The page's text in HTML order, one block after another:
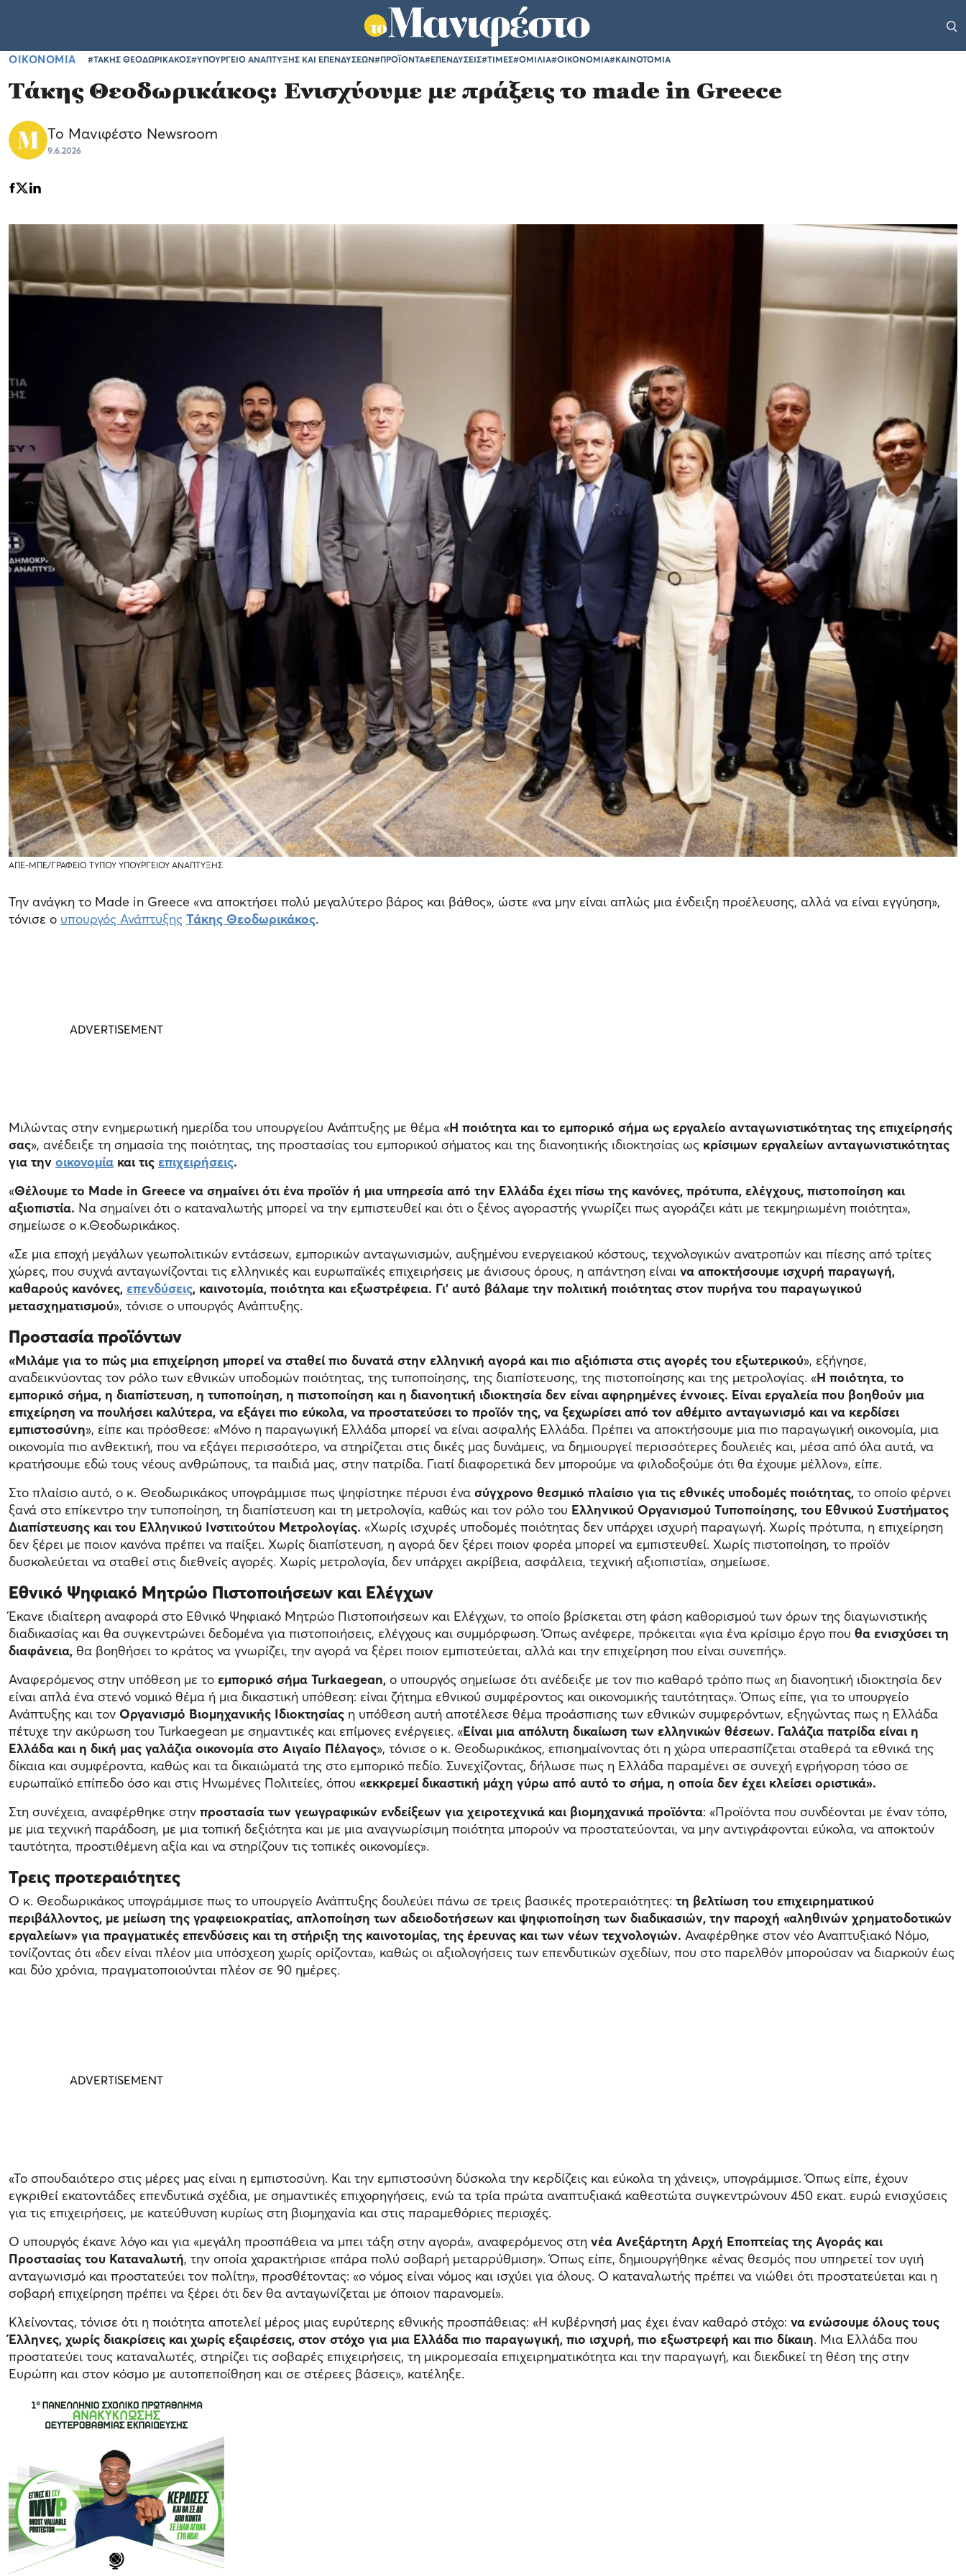
ΟΙΚΟΝΟΜΙΑ #ΤΑΚΗΣ ΘΕΟΔΩΡΙΚΑΚΟΣ#ΥΠΟΥΡΓΕΙΟ ΑΝΑΠΤΥΞΗΣ ΚΑΙ ΕΠΕΝΔΥΣΕΩΝ#ΠΡΟΪΟΝΤΑ#ΕΠΕΝΔΥΣΕΙΣ#ΤΙΜΕΣ#ΟΜΙΛΙΑ#ΟΙΚΟΝΟΜΙΑ#ΚΑΙΝΟΤΟΜΙΑ
Τάκης Θεοδωρικάκος: Ενισχύουμε με πράξεις το made in Greece
Το Μανιφέστο Newsroom
9.6.2026
ΑΠΕ-ΜΠΕ/ΓΡΑΦΕΙΟ ΤΥΠΟΥ ΥΠΟΥΡΓΕΙΟΥ ΑΝΑΠΤΥΞΗΣ
Την ανάγκη το Made in Greece «να αποκτήσει πολύ μεγαλύτερο βάρος και βάθος», ώστε «να μην είναι απλώς μια ένδειξη προέλευσης, αλλά να είναι εγγύηση»,
τόνισε ο υπουργός Ανάπτυξης Τάκης Θεοδωρικάκος.
Μιλώντας στην ενημερωτική ημερίδα του υπουργείου Ανάπτυξης με θέμα «Η ποιότητα και το εμπορικό σήμα ως εργαλείο ανταγωνιστικότητας της επιχείρησής
σας», ανέδειξε τη σημασία της ποιότητας, της προστασίας του εμπορικού σήματος και της διανοητικής ιδιοκτησίας ως κρίσιμων εργαλείων ανταγωνιστικότητας
για την οικονομία και τις επιχειρήσεις.
«Θέλουμε το Made in Greece να σημαίνει ότι ένα προϊόν ή μια υπηρεσία από την Ελλάδα έχει πίσω της κανόνες, πρότυπα, ελέγχους, πιστοποίηση και
αξιοπιστία. Να σημαίνει ότι ο καταναλωτής μπορεί να την εμπιστευθεί και ότι ο ξένος αγοραστής γνωρίζει πως αγοράζει κάτι με τεκμηριωμένη ποιότητα»,
σημείωσε ο κ.Θεοδωρικάκος.
«Σε μια εποχή μεγάλων γεωπολιτικών εντάσεων, εμπορικών ανταγωνισμών, αυξημένου ενεργειακού κόστους, τεχνολογικών ανατροπών και πίεσης από τρίτες
χώρες, που συχνά ανταγωνίζονται τις ελληνικές και ευρωπαϊκές επιχειρήσεις με άνισους όρους, η απάντηση είναι να αποκτήσουμε ισχυρή παραγωγή,
καθαρούς κανόνες, επενδύσεις, καινοτομία, ποιότητα και εξωστρέφεια. Γι' αυτό βάλαμε την πολιτική ποιότητας στον πυρήνα του παραγωγικού
μετασχηματισμού», τόνισε ο υπουργός Ανάπτυξης.
Προστασία προϊόντων
«Μιλάμε για το πώς μια επιχείρηση μπορεί να σταθεί πιο δυνατά στην ελληνική αγορά και πιο αξιόπιστα στις αγορές του εξωτερικού», εξήγησε,
αναδεικνύοντας τον ρόλο των εθνικών υποδομών ποιότητας, της τυποποίησης, της διαπίστευσης, της πιστοποίησης και της μετρολογίας. «Η ποιότητα, το
εμπορικό σήμα, η διαπίστευση, η τυποποίηση, η πιστοποίηση και η διανοητική ιδιοκτησία δεν είναι αφηρημένες έννοιες. Είναι εργαλεία που βοηθούν μια
επιχείρηση να πουλήσει καλύτερα, να εξάγει πιο εύκολα, να προστατεύσει το προϊόν της, να ξεχωρίσει από τον αθέμιτο ανταγωνισμό και να κερδίσει
εμπιστοσύνη», είπε και πρόσθεσε: «Μόνο η παραγωγική Ελλάδα μπορεί να είναι ασφαλής Ελλάδα. Πρέπει να αποκτήσουμε μια πιο παραγωγική οικονομία, μια
οικονομία πιο ανθεκτική, που να εξάγει περισσότερο, να στηρίζεται στις δικές μας δυνάμεις, να δημιουργεί περισσότερες δουλειές και, μέσα από όλα αυτά, να
κρατήσουμε εδώ τους νέους ανθρώπους, τα παιδιά μας, στην πατρίδα. Γιατί διαφορετικά δεν μπορούμε να φιλοδοξούμε ότι θα έχουμε μέλλον», είπε.
Στο πλαίσιο αυτό, ο κ. Θεοδωρικάκος υπογράμμισε πως ψηφίστηκε πέρυσι ένα σύγχρονο θεσμικό πλαίσιο για τις εθνικές υποδομές ποιότητας, το οποίο φέρνει
ξανά στο επίκεντρο την τυποποίηση, τη διαπίστευση και τη μετρολογία, καθώς και τον ρόλο του Ελληνικού Οργανισμού Τυποποίησης, του Εθνικού Συστήματος
Διαπίστευσης και του Ελληνικού Ινστιτούτου Μετρολογίας. «Χωρίς ισχυρές υποδομές ποιότητας δεν υπάρχει ισχυρή παραγωγή. Χωρίς πρότυπα, η επιχείρηση
δεν ξέρει με ποιον κανόνα πρέπει να παίξει. Χωρίς διαπίστευση, η αγορά δεν ξέρει ποιον φορέα μπορεί να εμπιστευθεί. Χωρίς πιστοποίηση, το προϊόν
δυσκολεύεται να σταθεί στις διεθνείς αγορές. Χωρίς μετρολογία, δεν υπάρχει ακρίβεια, ασφάλεια, τεχνική αξιοπιστία», σημείωσε.
Εθνικό Ψηφιακό Μητρώο Πιστοποιήσεων και Ελέγχων
Έκανε ιδιαίτερη αναφορά στο Εθνικό Ψηφιακό Μητρώο Πιστοποιήσεων και Ελέγχων, το οποίο βρίσκεται στη φάση καθορισμού των όρων της διαγωνιστικής
διαδικασίας και θα συγκεντρώνει δεδομένα για πιστοποιήσεις, ελέγχους και συμμόρφωση. Όπως ανέφερε, πρόκειται «για ένα κρίσιμο έργο που θα ενισχύσει τη
διαφάνεια, θα βοηθήσει το κράτος να γνωρίζει, την αγορά να ξέρει ποιον εμπιστεύεται, αλλά και την επιχείρηση που είναι συνεπής».
Αναφερόμενος στην υπόθεση με το εμπορικό σήμα Turkaegean, ο υπουργός σημείωσε ότι ανέδειξε με τον πιο καθαρό τρόπο πως «η διανοητική ιδιοκτησία δεν
είναι απλά ένα στενό νομικό θέμα ή μια δικαστική υπόθεση: είναι ζήτημα εθνικού συμφέροντος και οικονομικής ταυτότητας». Όπως είπε, για το υπουργείο
Ανάπτυξης και τον Οργανισμό Βιομηχανικής Ιδιοκτησίας η υπόθεση αυτή αποτέλεσε θέμα προάσπισης των εθνικών συμφερόντων, εξηγώντας πως η Ελλάδα
πέτυχε την ακύρωση του Turkaegean με σημαντικές και επίμονες ενέργειες. «Είναι μια απόλυτη δικαίωση των ελληνικών θέσεων. Γαλάζια πατρίδα είναι η
Ελλάδα και η δική μας γαλάζια οικονομία στο Αιγαίο Πέλαγος», τόνισε ο κ. Θεοδωρικάκος, επισημαίνοντας ότι η χώρα υπερασπίζεται σταθερά τα εθνικά της
δίκαια και συμφέροντα, καθώς και τα δικαιώματά της στο εμπορικό πεδίο. Συνεχίζοντας, δήλωσε πως η Ελλάδα παραμένει σε συνεχή εγρήγορση τόσο σε
ευρωπαϊκό επίπεδο όσο και στις Ηνωμένες Πολιτείες, όπου «εκκρεμεί δικαστική μάχη γύρω από αυτό το σήμα, η οποία δεν έχει κλείσει οριστικά».
Στη συνέχεια, αναφέρθηκε στην προστασία των γεωγραφικών ενδείξεων για χειροτεχνικά και βιομηχανικά προϊόντα: «Προϊόντα που συνδέονται με έναν τόπο,
με μια τεχνική παράδοση, με μια τοπική δεξιότητα και με μια αναγνωρίσιμη ποιότητα μπορούν να προστατεύονται, να μην αντιγράφονται εύκολα, να αποκτούν
ταυτότητα, προστιθέμενη αξία και να στηρίζουν τις τοπικές οικονομίες».
Τρεις προτεραιότητες
Ο κ. Θεοδωρικάκος υπογράμμισε πως το υπουργείο Ανάπτυξης δουλεύει πάνω σε τρεις βασικές προτεραιότητες: τη βελτίωση του επιχειρηματικού
περιβάλλοντος, με μείωση της γραφειοκρατίας, απλοποίηση των αδειοδοτήσεων και ψηφιοποίηση των διαδικασιών, την παροχή «αληθινών χρηματοδοτικών
εργαλείων» για πραγματικές επενδύσεις και τη στήριξη της καινοτομίας, της έρευνας και των νέων τεχνολογιών. Αναφέρθηκε στον νέο Αναπτυξιακό Νόμο,
τονίζοντας ότι «δεν είναι πλέον μια υπόσχεση χωρίς ορίζοντα», καθώς οι αξιολογήσεις των επενδυτικών σχεδίων, που στο παρελθόν μπορούσαν να διαρκούν έως
και δύο χρόνια, πραγματοποιούνται πλέον σε 90 ημέρες.
«Το σπουδαιότερο στις μέρες μας είναι η εμπιστοσύνη. Και την εμπιστοσύνη δύσκολα την κερδίζεις και εύκολα τη χάνεις», υπογράμμισε. Όπως είπε, έχουν
εγκριθεί εκατοντάδες επενδυτικά σχέδια, με σημαντικές επιχορηγήσεις, ενώ τα τρία πρώτα αναπτυξιακά καθεστώτα συγκεντρώνουν 450 εκατ. ευρώ ενισχύσεις
για τις επιχειρήσεις, με κατεύθυνση κυρίως στη βιομηχανία και στις παραμεθόριες περιοχές.
Ο υπουργός έκανε λόγο και για «μεγάλη προσπάθεια να μπει τάξη στην αγορά», αναφερόμενος στη νέα Ανεξάρτητη Αρχή Εποπτείας της Αγοράς και
Προστασίας του Καταναλωτή, την οποία χαρακτήρισε «πάρα πολύ σοβαρή μεταρρύθμιση». Όπως είπε, δημιουργήθηκε «ένας θεσμός που υπηρετεί τον υγιή
ανταγωνισμό και προστατεύει τον πολίτη», προσθέτοντας: «ο νόμος είναι νόμος και ισχύει για όλους. Ο καταναλωτής πρέπει να νιώθει ότι προστατεύεται και η
σοβαρή επιχείρηση πρέπει να ξέρει ότι δεν θα ανταγωνίζεται με όποιον παρανομεί».
Κλείνοντας, τόνισε ότι η ποιότητα αποτελεί μέρος μιας ευρύτερης εθνικής προσπάθειας: «Η κυβέρνησή μας έχει έναν καθαρό στόχο: να ενώσουμε όλους τους
Έλληνες, χωρίς διακρίσεις και χωρίς εξαιρέσεις, στον στόχο για μια Ελλάδα πιο παραγωγική, πιο ισχυρή, πιο εξωστρεφή και πιο δίκαιη. Μια Ελλάδα που
προστατεύει τους καταναλωτές, στηρίζει τις σοβαρές επιχειρήσεις, τη μικρομεσαία επιχειρηματικότητα και την παραγωγή, και διεκδικεί τη θέση της στην
Ευρώπη και στον κόσμο με αυτοπεποίθηση και σε στέρεες βάσεις», κατέληξε.